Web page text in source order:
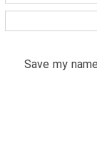
Save my